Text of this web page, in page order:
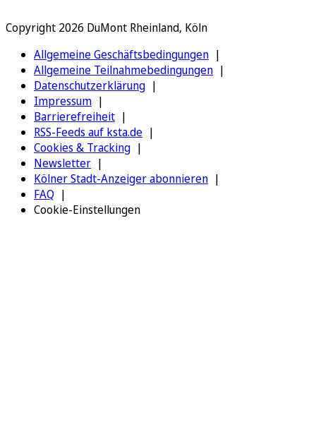
Copyright 2026 DuMont Rheinland, Köln
Allgemeine Geschäftsbedingungen
Allgemeine Teilnahmebedingungen
Datenschutzerklärung
Impressum
Barrierefreiheit
RSS-Feeds auf ksta.de
Cookies & Tracking
Newsletter
Kölner Stadt-Anzeiger abonnieren
FAQ
Cookie-Einstellungen